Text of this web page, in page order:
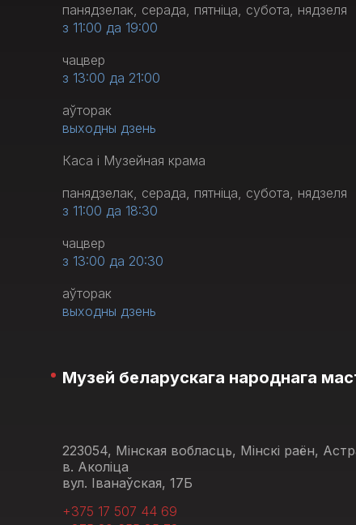
панядзелак, серада, пятніца, субота, нядзеля
з 11:00 да 19:00
чацвер
з 13:00 да 21:00
аўторак
выходны дзень
Каса і Музейная крама
панядзелак, серада, пятніца, субота, нядзеля
з 11:00 да 18:30
чацвер
з 13:00 да 20:30
аўторак
выходны дзень
Музей беларускага народнага
223054, Мінская вобласць, Мінскі раён,
в. Аколіца
вул. Іванаўская, 17Б
+375 17 507 44 69